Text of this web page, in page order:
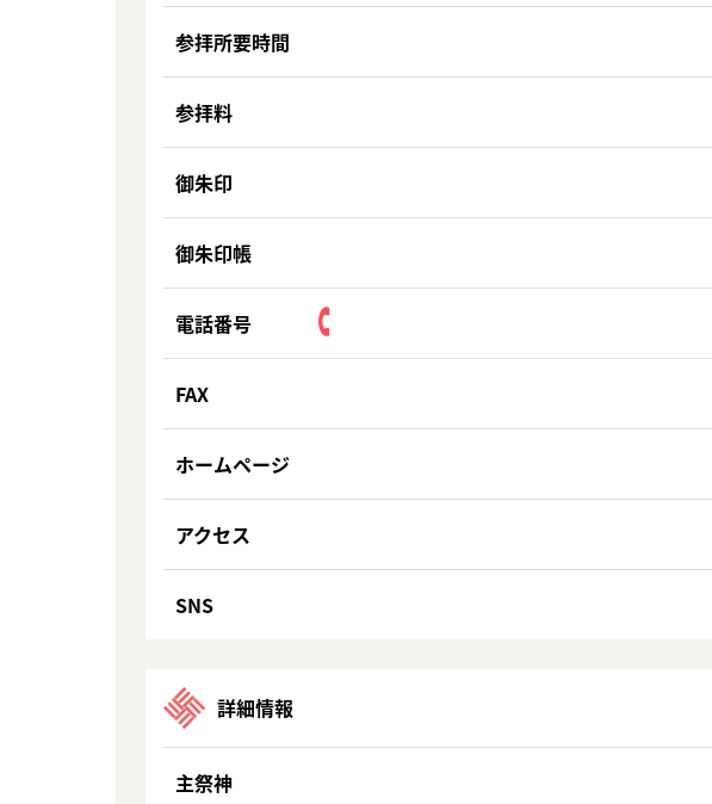
参拝所要時間
参拝料
御朱印
御朱印帳
電話番号
FAX
ホームページ
アクセス
SNS
詳細情報
主祭神